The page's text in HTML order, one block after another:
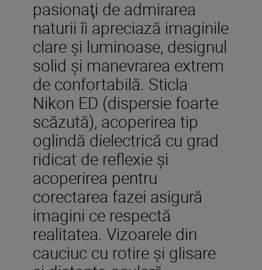
pasionaţi de admirarea
naturii îi apreciază imaginile
clare şi luminoase, designul
solid şi manevrarea extrem
de confortabilă. Sticla
Nikon ED (dispersie foarte
scăzută), acoperirea tip
oglindă dielectrică cu grad
ridicat de reflexie şi
acoperirea pentru
corectarea fazei asigură
imagini ce respectă
realitatea. Vizoarele din
cauciuc cu rotire şi glisare